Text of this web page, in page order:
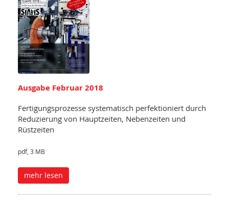
Ausgabe Februar 2018
Fertigungsprozesse systematisch perfektioniert durch
Reduzierung von Hauptzeiten, Nebenzeiten und
Rüstzeiten
pdf, 3 MB
mehr lesen